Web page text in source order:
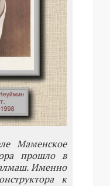
Маменское
прошло в
Именно
к